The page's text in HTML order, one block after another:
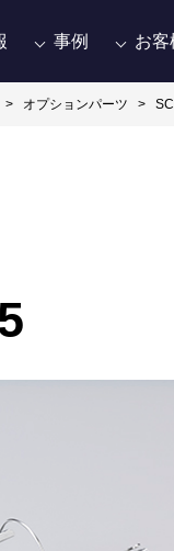
事例 お客
オプションパーツ